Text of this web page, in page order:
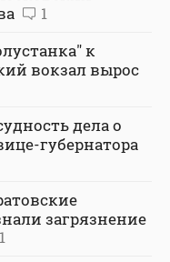
1
к
вокзал вырос
дела о
губернатора
загрязнение
1